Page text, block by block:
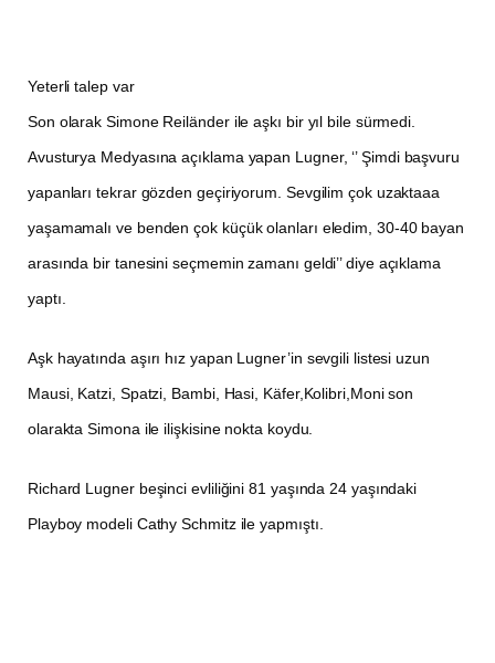
Yeterli talep var
Son olarak Simone Reiländer ile aşkı bir yıl bile sürmedi.
Avusturya Medyasına açıklama yapan Lugner, ‘’ Şimdi başvuru
yapanları tekrar gözden geçiriyorum. Sevgilim çok uzaktaaa
yaşamamalı ve benden çok küçük olanları eledim, 30-40 bayan
arasında bir tanesini seçmemin zamanı geldi’’ diye açıklama
yaptı.
Aşk hayatında aşırı hız yapan Lugner’in sevgili listesi uzun
Mausi, Katzi, Spatzi, Bambi, Hasi, Käfer,Kolibri,Moni son
olarakta Simona ile ilişkisine nokta koydu.
Richard Lugner beşinci evliliğini 81 yaşında 24 yaşındaki
Playboy modeli Cathy Schmitz ile yapmıştı.